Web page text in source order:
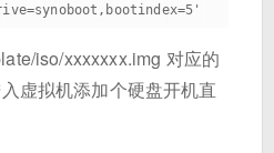
iso/xxxxxxx.img 对应的
虚拟机添加个硬盘开机直